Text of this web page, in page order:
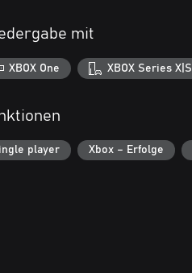
mit
XBOX One XBOX Series X|S
player Xbox – Erfolge